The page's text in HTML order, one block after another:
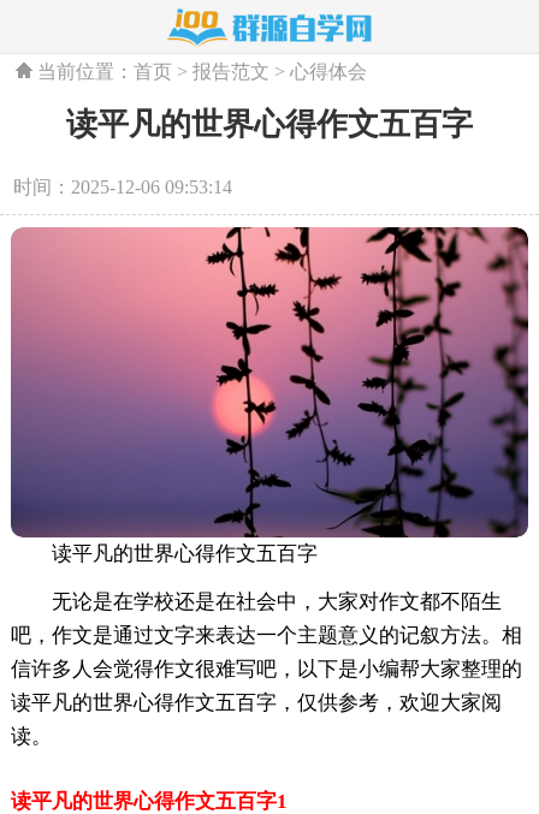
当前位置：首页 >报告范文 >心得体会
读平凡的世界心得作文五百字
时间：2025-12-06 09:53:14
读平凡的世界心得作文五百字
无论是在学校还是在社会中，大家对作文都不陌生
吧，作文是通过文字来表达一个主题意义的记叙方法。相
信许多人会觉得作文很难写吧，以下是小编帮大家整理的
读平凡的世界心得作文五百字，仅供参考，欢迎大家阅
读。
读平凡的世界心得作文五百字1